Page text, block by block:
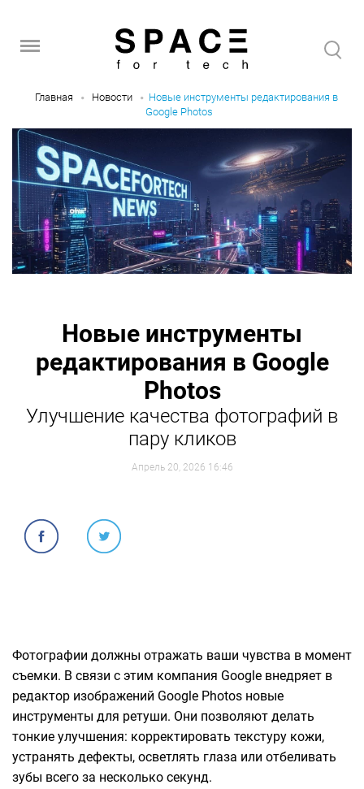
Главная Новости
Новые инструменты редактирования в
Google Photos
Новые инструменты
редактирования в Google
Photos
Улучшение качества фотографий в
пару кликов
Апрель 20, 2026 16:46
Фотографии должны отражать ваши чувства в момент
съемки. В связи с этим компания Google внедряет в
редактор изображений Google Photos новые
инструменты для ретуши. Они позволяют делать
тонкие улучшения: корректировать текстуру кожи,
устранять дефекты, осветлять глаза или отбеливать
зубы всего за несколько секунд.